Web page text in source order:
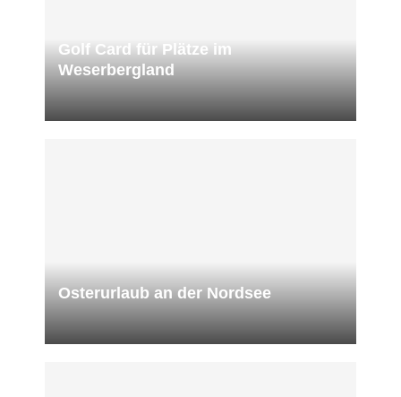
Golf Card für Plätze im
Weserbergland
Osterurlaub an der Nordsee